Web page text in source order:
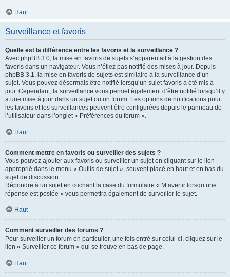
Haut
Surveillance et favoris
Quelle est la différence entre les favoris et la surveillance ?
Avec phpBB 3.0, la mise en favoris de sujets s’apparentait à la gestion des
favoris dans un navigateur. Vous n’étiez pas notifié des mises à jour. Depuis
phpBB 3.1, la mise en favoris de sujets est similaire à la surveillance d’un
sujet. Vous pouvez désormais être notifié lorsqu’un sujet favoris a été mis à
jour. Cependant, la surveillance vous permet également d’être notifié lorsqu’il y
a une mise à jour dans un sujet ou un forum. Les options de notifications pour
les favoris et les surveillances peuvent être configurées depuis le panneau de
l’utilisateur dans l’onglet « Préférences du forum ».
Haut
Comment mettre en favoris ou surveiller des sujets ?
Vous pouvez ajouter aux favoris ou surveiller un sujet en cliquant sur le lien
approprié dans le menu « Outils de sujet », souvent placé en haut et en bas du
sujet de discussion.
Répondre à un sujet en cochant la case du formulaire « M’avertir lorsqu’une
réponse est postée » vous permettra également de surveiller le sujet.
Haut
Comment surveiller des forums ?
Pour surveiller un forum en particulier, une fois entré sur celui-ci, cliquez sur le
lien « Surveiller ce forum » qui se trouve en bas de page.
Haut